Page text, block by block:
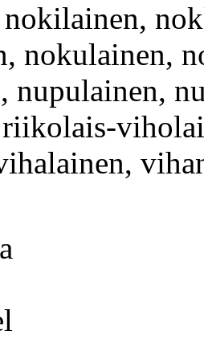
nokulainen,
nupulainen,